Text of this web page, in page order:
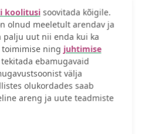
koolitusisoovitada kõigile.
olnud meeletult arendav ja
uut nii enda kui ka
toimimise ning juhtimise
ebamugavaid
välja
olukordades saab
areng ja uute teadmiste